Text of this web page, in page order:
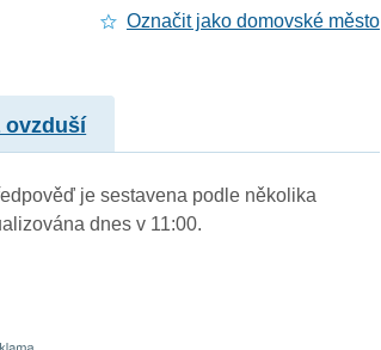
Označit jako domovské město
ovzduší
je sestavena podle několika
dnes v 11:00.